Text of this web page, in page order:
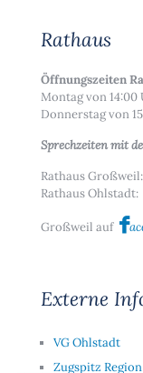
Rathaus
Öffnungszeiten
Montag von 14:00
Donnerstag von
Sprechzeiten mit
Rathaus Großweil:
Rathaus Ohlstadt:
Großweil auf
Externe
VG Ohlstadt
Zugspitz Region